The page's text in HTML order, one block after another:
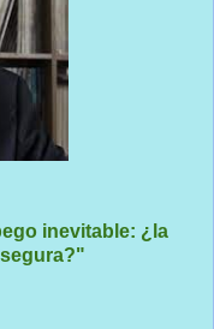
inevitable: ¿la